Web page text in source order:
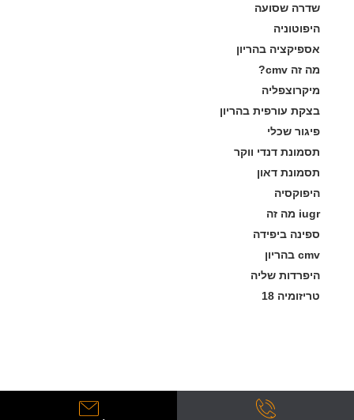
שדרה שסועה
היפוטוניה
אספיקציה בהריון
מה זה cmv?
מיקרוצפליה
בצקת עורפית בהריון
פיגור שכלי
תסמונת דנדי ווקר
תסמונת דאון
היפוקסיה
iugr מה זה
ספינה ביפידה
cmv בהריון
היפרדות שליה
טריזומיה 18